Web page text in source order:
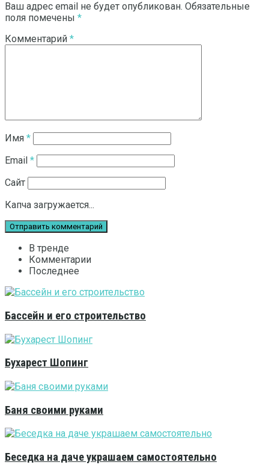
Ваш адрес email не будет опубликован. Обязательные
поля помечены *
Комментарий *
Имя *
Email *
Сайт
Капча загружается...
В тренде
Комментарии
Последнее
Бассейн и его строительство
Бухарест Шопинг
Баня своими руками
Беседка на даче украшаем самостоятельно